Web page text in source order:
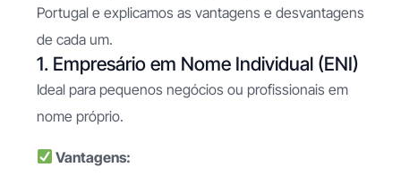
Portugal e explicamos as vantagens e desvantagens
de cada um.
1. Empresário em Nome Individual (ENI)
Ideal para pequenos negócios ou profissionais em
nome próprio.
Vantagens: